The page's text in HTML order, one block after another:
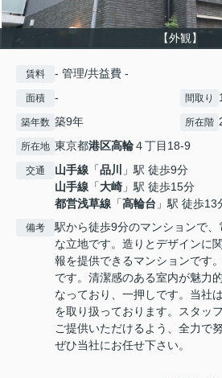
【外観】
賃料 - 管理/共益費 -
面積 - 間取り
築年数 築9年 所在階
所在地 東京都港区高輪４丁目18-9
交通 山手線 「品川
」駅 徒歩9分
山手線 「大崎 」駅 徒歩15分
都営浅草線 「高輪台 」駅 徒歩13
備考
駅から徒歩9分のマンションで、
な立地です。造りとデザインに
報を提供できるマンションです
です。清潔感のある室内が魅力
なっており、一押しです。当社
を取り扱っております。スタッ
ご提供いただけるよう、全力で
ぜひ当社にお任せ下さい。